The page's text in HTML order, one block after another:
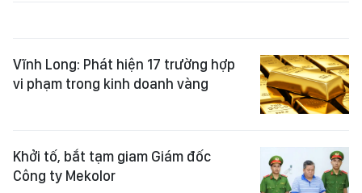
Vĩnh Long: Phát hiện 17 trường hợp
vi phạm trong kinh doanh vàng
Khởi tố, bắt tạm giam Giám đốc
Công ty Mekolor